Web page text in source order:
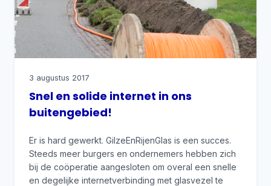
Snel en solide internet in ons
buitengebied!
3 augustus 2017
Er is hard gewerkt. GilzeEnRijenGlas is een succes.
Steeds meer burgers en ondernemers hebben zich
bij de coöperatie aangesloten om overal een snelle
en degelijke internetverbinding met glasvezel te